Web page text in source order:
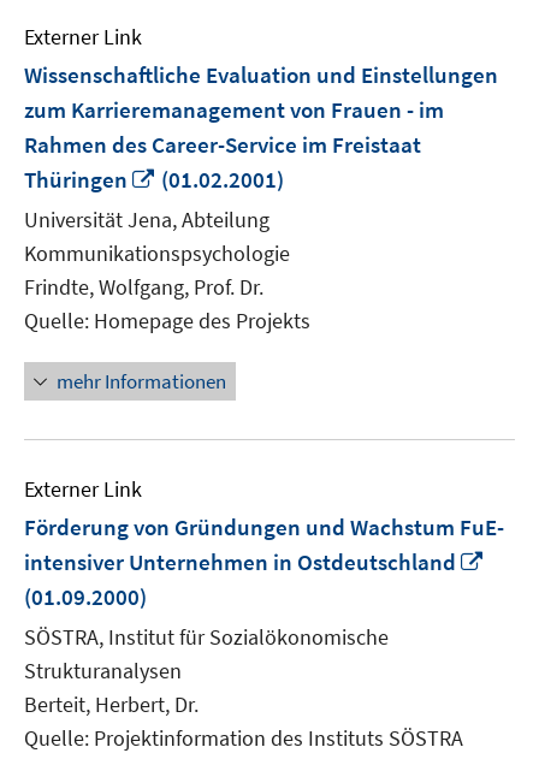
Externer Link
Wissenschaftliche Evaluation und Einstellungen
zum Karrieremanagement von Frauen - im
Rahmen des Career-Service im Freistaat
Thüringen
In
neuem
Fenster
öffnen
(01.02.2001)
Universität Jena, Abteilung
Kommunikationspsychologie
Frindte, Wolfgang, Prof. Dr.
Quelle: Homepage des Projekts
mehr Informationen
Externer Link
Förderung von Gründungen und Wachstum FuE-
intensiver Unternehmen in Ostdeutschland
(01.09.2000)
SÖSTRA, Institut für Sozialökonomische
Strukturanalysen
Berteit, Herbert, Dr.
Quelle: Projektinformation des Instituts SÖSTRA